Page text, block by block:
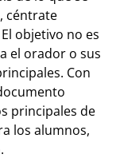
céntrate
objetivo no es
el orador o sus
Con
principales de
los alumnos,